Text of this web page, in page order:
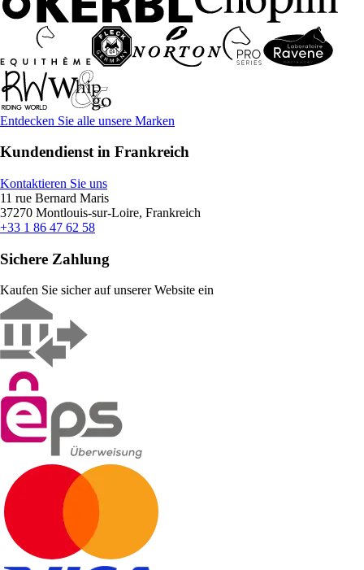
Entdecken Sie alle unsere Marken
Kundendienst in Frankreich
Kontaktieren Sie uns
11 rue Bernard Maris
37270 Montlouis-sur-Loire, Frankreich
+33 1 86 47 62 58
Sichere Zahlung
Kaufen Sie sicher auf unserer Website ein